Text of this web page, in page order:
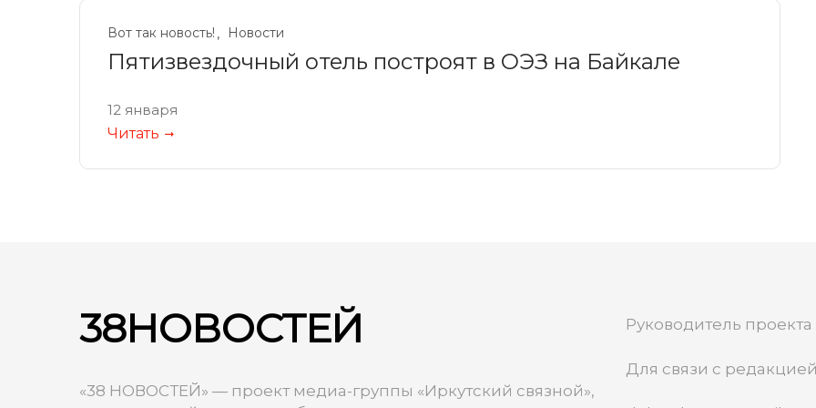
Вот так новость! Новости
Пятизвездочный отель построят в ОЭЗ на Байкале
12 января
Читать
38НОВОСТЕЙ
«38 НОВОСТЕЙ» — проект медиа-группы «Иркутский связной»,
Руководитель
Для связи с